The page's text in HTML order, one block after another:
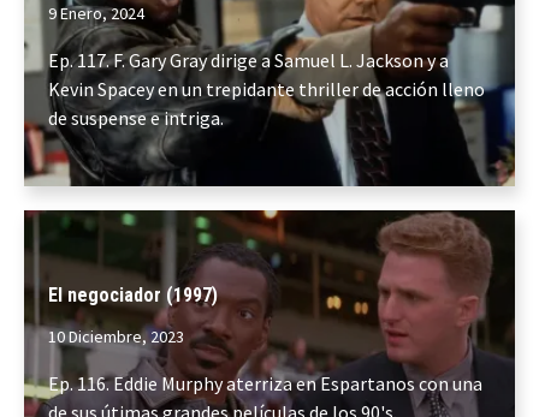
9 Enero, 2024
Ep. 117. F. Gary Gray dirige a Samuel L. Jackson y a
Kevin Spacey en un trepidante thriller de acción lleno
de suspense e intriga.
El negociador (1997)
10 Diciembre, 2023
Ep. 116. Eddie Murphy aterriza en Espartanos con una
de sus útimas grandes películas de los 90's.